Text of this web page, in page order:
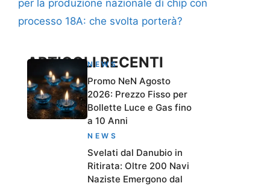
per la produzione nazionale di chip con
processo 18A: che svolta porterà?
ARTICOLI RECENTI
NEWS
Promo NeN Agosto
2026: Prezzo Fisso per
Bollette Luce e Gas fino
a 10 Anni
NEWS
Svelati dal Danubio in
Ritirata: Oltre 200 Navi
Naziste Emergono dal